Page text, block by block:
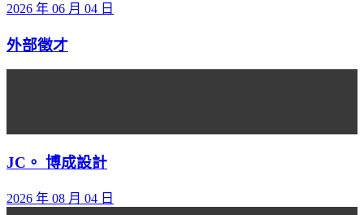
2026 年 06 月 04 日
外部徵才
JC。 博成設計
2026 年 08 月 04 日